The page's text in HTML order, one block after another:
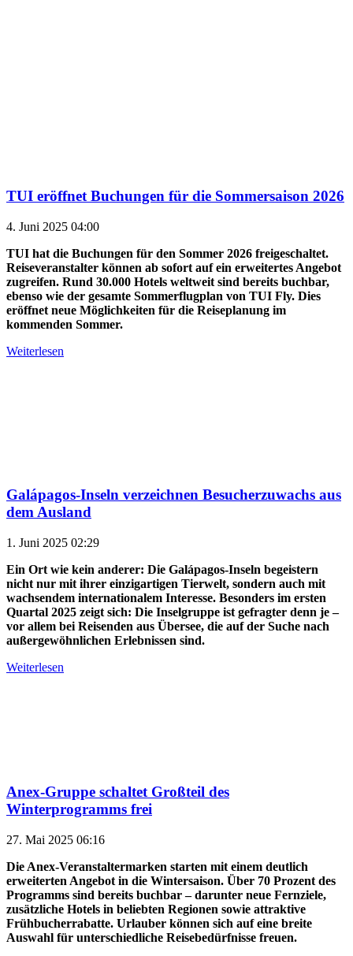
TUI eröffnet Buchungen für die Sommersaison 2026
4. Juni 2025 04:00
TUI hat die Buchungen für den Sommer 2026 freigeschaltet.
Reiseveranstalter können ab sofort auf ein erweitertes Angebot
zugreifen. Rund 30.000 Hotels weltweit sind bereits buchbar,
ebenso wie der gesamte Sommerflugplan von TUI Fly. Dies
eröffnet neue Möglichkeiten für die Reiseplanung im
kommenden Sommer.
Weiterlesen
Galápagos-Inseln verzeichnen Besucherzuwachs aus
dem Ausland
1. Juni 2025 02:29
Ein Ort wie kein anderer: Die Galápagos-Inseln begeistern
nicht nur mit ihrer einzigartigen Tierwelt, sondern auch mit
wachsendem internationalem Interesse. Besonders im ersten
Quartal 2025 zeigt sich: Die Inselgruppe ist gefragter denn je –
vor allem bei Reisenden aus Übersee, die auf der Suche nach
außergewöhnlichen Erlebnissen sind.
Weiterlesen
Anex-Gruppe schaltet Großteil des
Winterprogramms frei
27. Mai 2025 06:16
Die Anex-Veranstaltermarken starten mit einem deutlich
erweiterten Angebot in die Wintersaison. Über 70 Prozent des
Programms sind bereits buchbar – darunter neue Fernziele,
zusätzliche Hotels in beliebten Regionen sowie attraktive
Frühbucherrabatte. Urlauber können sich auf eine breite
Auswahl für unterschiedliche Reisebedürfnisse freuen.